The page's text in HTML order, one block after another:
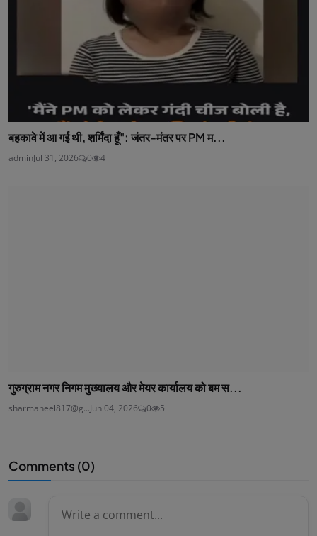
बहकावे में आ गई थी, शर्मिंदा हूँ": जंतर-मंतर पर PM म...
adminJul 31, 2026 0 4
गुरुग्राम नगर निगम मुख्यालय और मेयर कार्यालय को बम स...
sharmaneel817@g...Jun 04, 2026 0 5
Comments (0)